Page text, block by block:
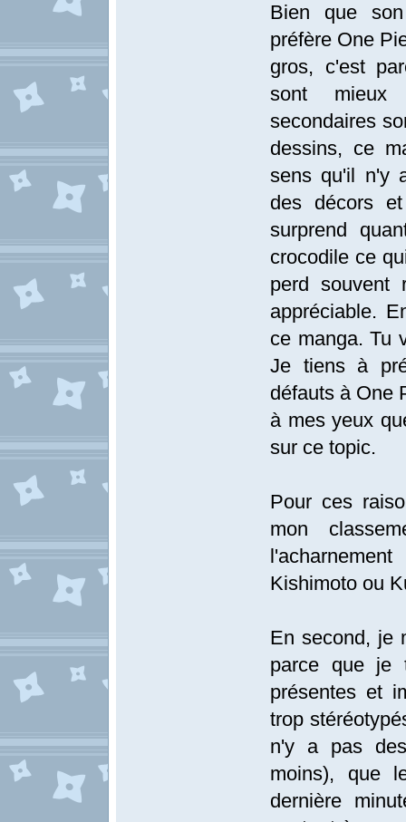
Bien que
préfère One
gros, c'est
sont mieux
secondaires
dessins, ce
sens qu'il n'y
des décors
surprend
crocodile ce
perd souvent
appréciable.
ce manga. Tu
Je tiens à
défauts à One
à mes yeux
sur ce topic.
Pour ces
mon
Kishimoto ou
En second, je
parce que je
présentes et
trop
n'y a pas
moins), que
dernière